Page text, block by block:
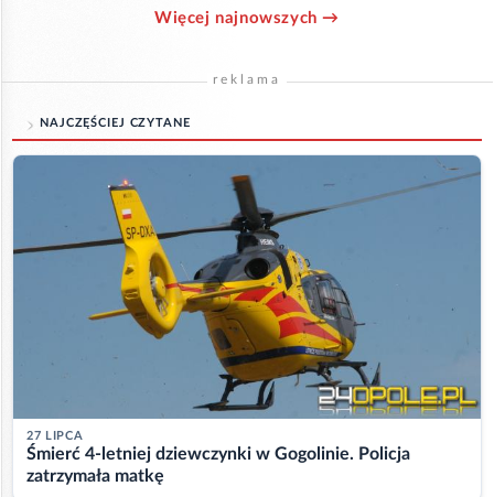
Więcej najnowszych →
reklama
NAJCZĘŚCIEJ CZYTANE
27 LIPCA
Śmierć 4-letniej dziewczynki w Gogolinie. Policja
zatrzymała matkę